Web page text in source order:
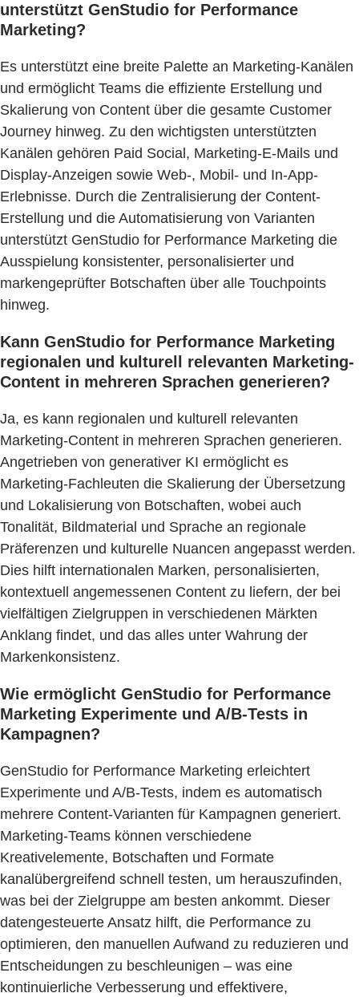
unterstützt GenStudio for Performance
Marketing?
Es unterstützt eine breite Palette an Marketing-Kanälen
und ermöglicht Teams die effiziente Erstellung und
Skalierung von Content über die gesamte Customer
Journey hinweg. Zu den wichtigsten unterstützten
Kanälen gehören Paid Social, Marketing-E-Mails und
Display-Anzeigen sowie Web-, Mobil- und In-App-
Erlebnisse. Durch die Zentralisierung der Content-
Erstellung und die Automatisierung von Varianten
unterstützt GenStudio for Performance Marketing die
Ausspielung konsistenter, personalisierter und
markengeprüfter Botschaften über alle Touchpoints
hinweg.
Kann GenStudio for Performance Marketing
regionalen und kulturell relevanten Marketing-
Content in mehreren Sprachen generieren?
Ja, es kann regionalen und kulturell relevanten
Marketing-Content in mehreren Sprachen generieren.
Angetrieben von generativer KI ermöglicht es
Marketing-Fachleuten die Skalierung der Übersetzung
und Lokalisierung von Botschaften, wobei auch
Tonalität, Bildmaterial und Sprache an regionale
Präferenzen und kulturelle Nuancen angepasst werden.
Dies hilft internationalen Marken, personalisierten,
kontextuell angemessenen Content zu liefern, der bei
vielfältigen Zielgruppen in verschiedenen Märkten
Anklang findet, und das alles unter Wahrung der
Markenkonsistenz.
Wie ermöglicht GenStudio for Performance
Marketing Experimente und A/B-Tests in
Kampagnen?
GenStudio for Performance Marketing erleichtert
Experimente und A/B-Tests, indem es automatisch
mehrere Content-Varianten für Kampagnen generiert.
Marketing-Teams können verschiedene
Kreativelemente, Botschaften und Formate
kanalübergreifend schnell testen, um herauszufinden,
was bei der Zielgruppe am besten ankommt. Dieser
datengesteuerte Ansatz hilft, die Performance zu
optimieren, den manuellen Aufwand zu reduzieren und
Entscheidungen zu beschleunigen – was eine
kontinuierliche Verbesserung und effektivere,